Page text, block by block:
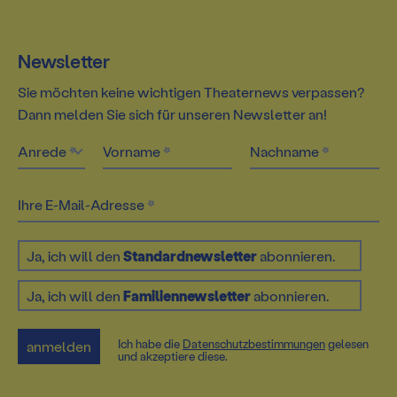
Newsletter
Sie möchten keine wichtigen Theaternews verpassen?
Dann melden Sie sich für unseren Newsletter an!
Anrede Vorname Nachname
Ihre E-Mail-Adresse
Ja, ich will den Standardnewsletter abonnieren.
Ja, ich will den Familiennewsletter abonnieren.
anmelden Ich habe die Datenschutz­bestimmungen gelesen
und akzeptiere diese.